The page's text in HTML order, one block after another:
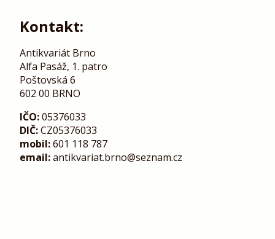
Kontakt:
Antikvariát Brno
Alfa Pasáž, 1. patro
Poštovská 6
602 00 BRNO
IČO:05376033
DIČ:CZ05376033
mobil:601 118 787
email:antikvariat.brno@seznam.cz